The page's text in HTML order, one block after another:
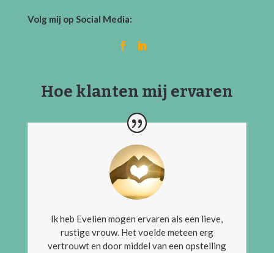
Volg mij op Social Media:
Hoe klanten mij ervaren
Ik heb Evelien mogen ervaren als een lieve,
rustige vrouw. Het voelde meteen erg
vertrouwt en door middel van een opstelling